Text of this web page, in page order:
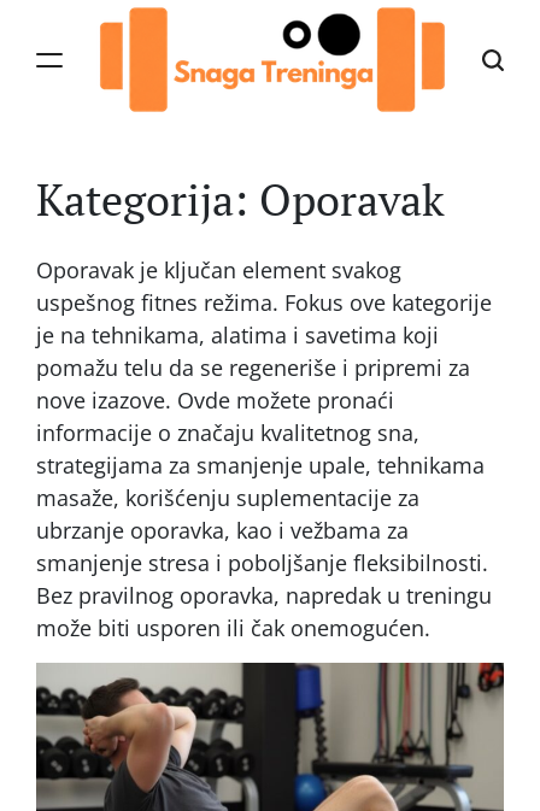
Kategorija: Oporavak
Oporavak je ključan element svakog
uspešnog fitnes režima. Fokus ove kategorije
je na tehnikama, alatima i savetima koji
pomažu telu da se regeneriše i pripremi za
nove izazove. Ovde možete pronaći
informacije o značaju kvalitetnog sna,
strategijama za smanjenje upale, tehnikama
masaže, korišćenju suplementacije za
ubrzanje oporavka, kao i vežbama za
smanjenje stresa i poboljšanje fleksibilnosti.
Bez pravilnog oporavka, napredak u treningu
može biti usporen ili čak onemogućen.